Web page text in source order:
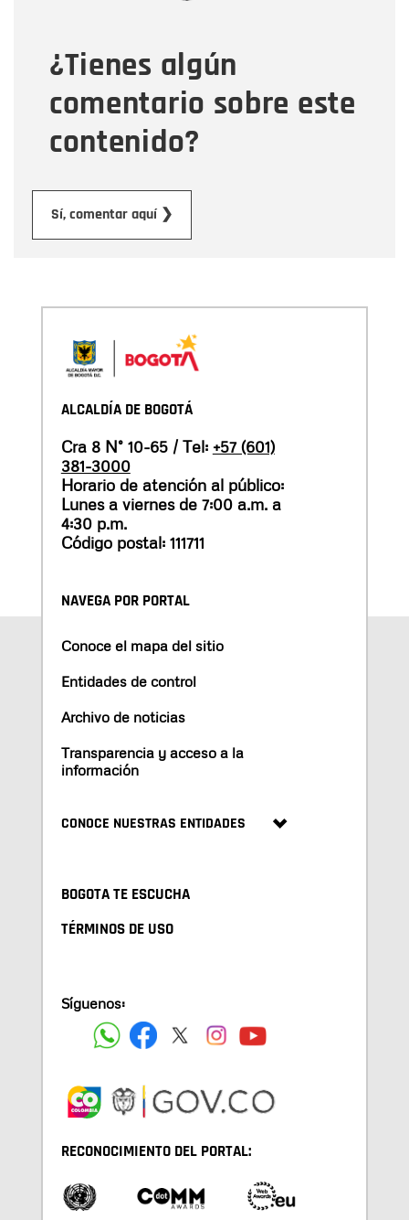
¿Tienes algún
comentario sobre este
contenido?
Sí, comentar aquí ❯
Mensaje
ALCALDÍA DE BOGOTÁ
Cra 8 N° 10-65 / Tel: +57 (601)
381-3000
Horario de atención al público:
Lunes a viernes de 7:00 a.m. a
4:30 p.m.
Código postal: 111711
NAVEGA POR PORTAL
Conoce el mapa del sitio
Entidades de control
Archivo de noticias
Transparencia y acceso a la
información
CONOCE NUESTRAS ENTIDADES
BOGOTA TE ESCUCHA
TÉRMINOS DE USO
Síguenos:
RECONOCIMIENTO DEL PORTAL: